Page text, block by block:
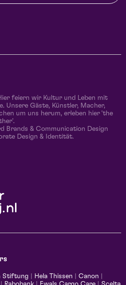
feiern wir Kultur und Leben mit
Unsere Gäste, Künstler, Macher,
um uns herum, erleben hier 'the
Brands & Communication Design
Design & Identität.
Stiftung Hela Thissen Canon